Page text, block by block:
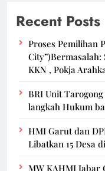
Recent Posts
Proses Pemilihan
City”)Bermasalah:
KKN , Pokja
BRI Unit
langkah Hukum
HMI Garut dan
Libatkan 15 Desa
MW KAHMI Jabar